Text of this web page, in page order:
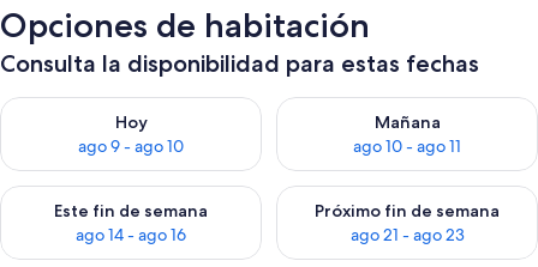
Opciones de habitación
Consulta la disponibilidad para estas fechas
Hoy
ago 9 - ago 10
Consulta la disponibilidad para hoy ago 9 - ago 10
Mañana
ago 10 - ago 11
Consulta la disponibilidad
Este fin de semana
ago 14 - ago 16
Consulta la disponibilidad para este fin de semana ago 14 -
Próximo fin de semana
ago 21 - ago 23
Consulta la disponibilidad